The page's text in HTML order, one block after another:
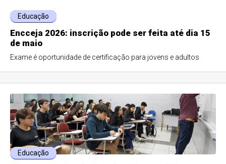
Educação
Encceja 2026: inscrição pode ser feita até dia 15
de maio
Exame é oportunidade de certificação para jovens e adultos
Educação